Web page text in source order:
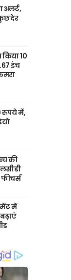
अलर्ट,
देर
10
इंच
रुपये में,
की
में